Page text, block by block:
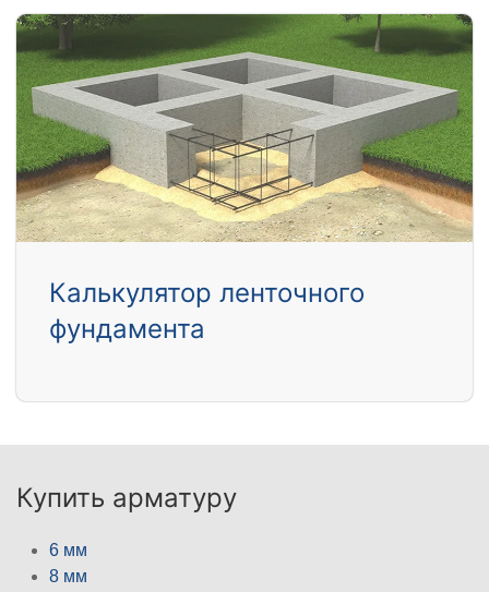
Калькулятор ленточного
фундамента
Купить арматуру
6 мм
8 мм